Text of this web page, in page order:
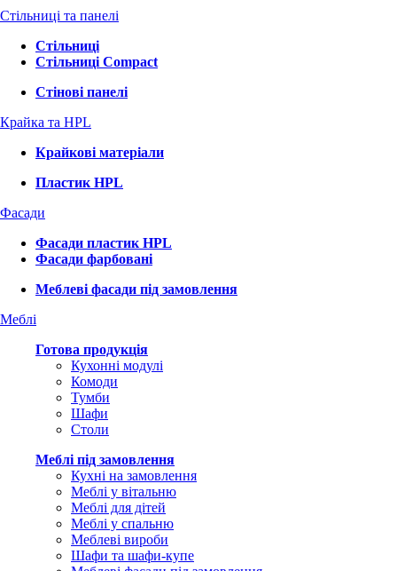
Стільниці та панелі
Стільниці
Стільниці Compact
Стінові панелі
Крайка та HPL
Крайкові матеріали
Пластик HPL
Фасади
Фасади пластик HPL
Фасади фарбовані
Меблеві фасади під замовлення
Меблі
Готова продукція
Кухонні модулі
Комоди
Тумби
Шафи
Столи
Меблі під замовлення
Кухні на замовлення
Меблі у вітальню
Меблі для дітей
Меблі у спальню
Меблеві вироби
Шафи та шафи-купе